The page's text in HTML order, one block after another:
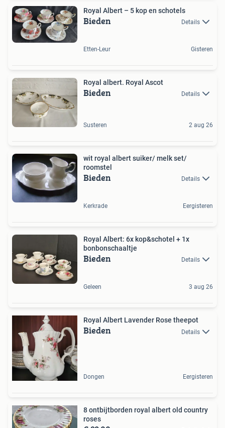
Royal Albert – 5 kop en schotels
Bieden Details
Etten-Leur Gisteren
Royal albert. Royal Ascot
Bieden Details
Susteren 2 aug 26
wit royal albert suiker/ melk set/
roomstel
Bieden Details
Kerkrade Eergisteren
Royal Albert: 6x kop&schotel + 1x
bonbonschaaltje
Bieden Details
Geleen 3 aug 26
Royal Albert Lavender Rose theepot
Bieden Details
Dongen Eergisteren
8 ontbijtborden royal albert old country
roses